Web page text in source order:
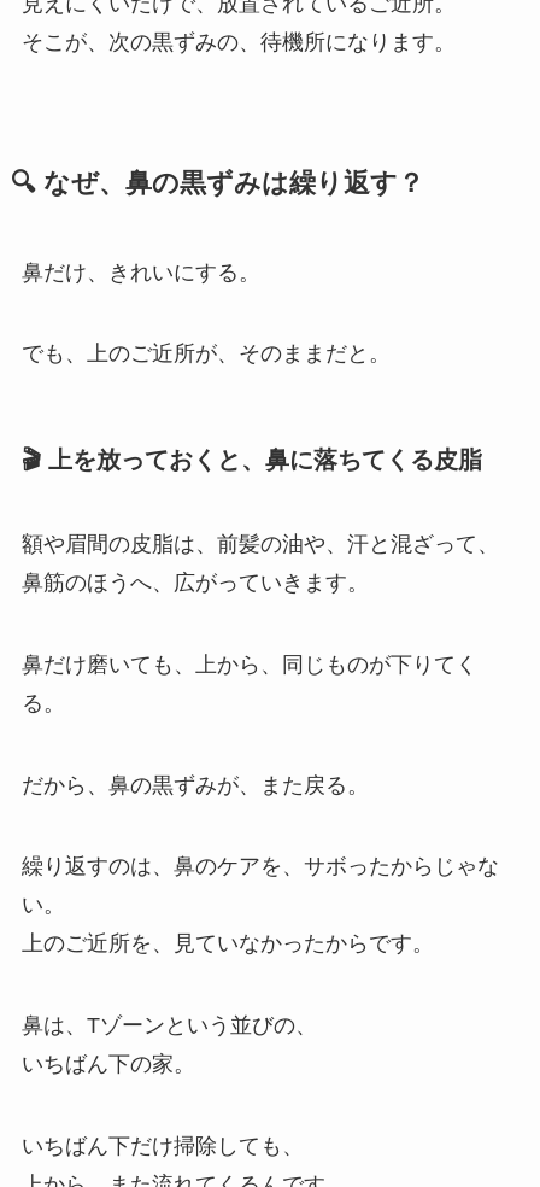
そこが、次の黒ずみの、待機所になります。
🔍 なぜ、鼻の黒ずみは繰り返す？
鼻だけ、きれいにする。
でも、上のご近所が、そのままだと。
🎬 上を放っておくと、鼻に落ちてくる皮脂
額や眉間の皮脂は、前髪の油や、汗と混ざって、
鼻筋のほうへ、広がっていきます。
鼻だけ磨いても、上から、同じものが下りてく
る。
だから、鼻の黒ずみが、また戻る。
繰り返すのは、鼻のケアを、サボったからじゃな
い。
上のご近所を、見ていなかったからです。
鼻は、Tゾーンという並びの、
いちばん下の家。
いちばん下だけ掃除しても、